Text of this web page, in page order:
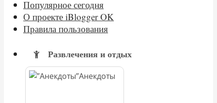
Популярное сегодня
О проекте iBlogger OK
Правила пользования
Развлечения и отдых
Анекдоты